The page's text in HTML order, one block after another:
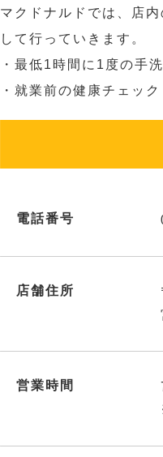
マクドナルドでは、店
して行っていきます。
・最低1時間に1度の手
・就業前の健康チェッ
電話番号
店舗住所
営業時間